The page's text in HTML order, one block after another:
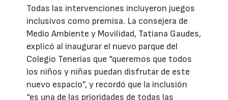
Todas las intervenciones incluyeron juegos
inclusivos como premisa. La consejera de
Medio Ambiente y Movilidad, Tatiana Gaudes,
explicó al inaugurar el nuevo parque del
Colegio Tenerías que “queremos que todos
los niños y niñas puedan disfrutar de este
nuevo espacio”, y recordó que la inclusión
“es una de las prioridades de todas las